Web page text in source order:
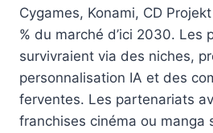
Cygames, Konami, CD
% du marché d’ici 2030. Les
survivraient via des niches,
personnalisation IA et des
ferventes. Les partenariats
franchises cinéma ou manga